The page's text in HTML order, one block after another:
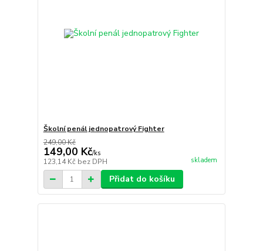
Školní penál jednopatrový Fighter
249,00 Kč
149,00 Kč/ks
123,14 Kč bez DPH skladem
Přidat do košíku